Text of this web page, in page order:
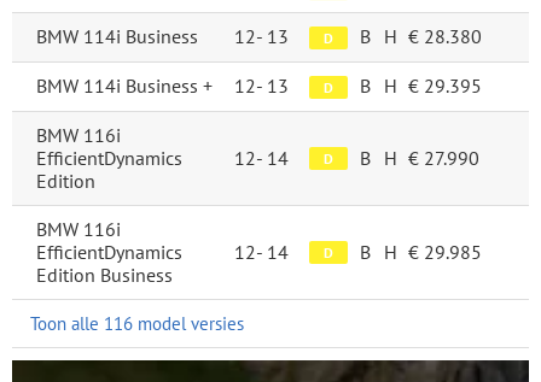
BMW 114i Business 12- 13 D B H € 28.380
BMW 114i Business + 12- 13 D B H € 29.395
BMW 116i
EfficientDynamics
Edition
12- 14 D B H € 27.990
BMW 116i
EfficientDynamics
Edition Business
12- 14 D B H € 29.985
Toon alle 116 model versies